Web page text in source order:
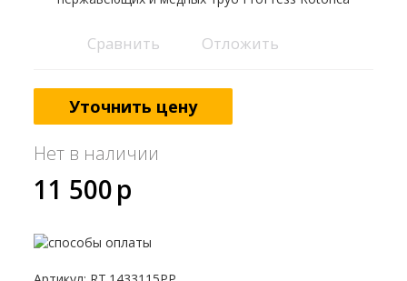
Сравнить Отложить
Уточнить цену
Нет в наличии
11 500p